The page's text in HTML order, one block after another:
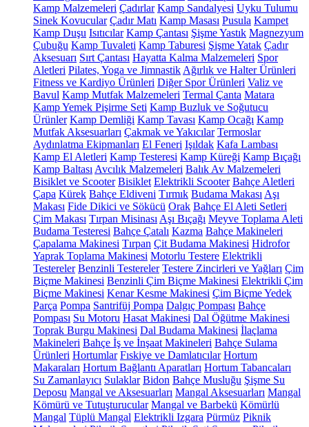
Kamp Malzemeleri Çadırlar Kamp Sandalyesi Uyku Tulumu
Sinek Kovucular Çadır Matı Kamp Masası Pusula Kampet
Kamp Duşu Isıtıcılar Kamp Çantası Şişme Yastık Magnezyum
Çubuğu Kamp Tuvaleti Kamp Taburesi Şişme Yatak Çadır
Aksesuarı Sırt Çantası Hayatta Kalma Malzemeleri Spor
Aletleri Pilates, Yoga ve Jimnastik Ağırlık ve Halter Ürünleri
Fitness ve Kardiyo Ürünleri Diğer Spor Ürünleri Valiz ve
Bavul Kamp Mutfak Malzemeleri Termal Çanta Matara
Kamp Yemek Pişirme Seti Kamp Buzluk ve Soğutucu
Ürünler Kamp Demliği Kamp Tavası Kamp Ocağı Kamp
Mutfak Aksesuarları Çakmak ve Yakıcılar Termoslar
Aydınlatma Ekipmanları El Feneri Işıldak Kafa Lambası
Kamp El Aletleri Kamp Testeresi Kamp Küreği Kamp Bıçağı
Kamp Baltası Avcılık Malzemeleri Balık Av Malzemeleri
Bisiklet ve Scooter Bisiklet Elektrikli Scooter Bahçe Aletleri
Çapa Kürek Bahçe Eldiveni Tırmık Budama Makası Aşı
Makası Fide Dikici ve Sökücü Orak Bahçe El Aleti Setleri
Çim Makası Tırpan Misinası Aşı Bıçağı Meyve Toplama Aleti
Budama Testeresi Bahçe Çatalı Kazma Bahçe Makineleri
Çapalama Makinesi Tırpan Çit Budama Makinesi Hidrofor
Yaprak Toplama Makinesi Motorlu Testere Elektrikli
Testereler Benzinli Testereler Testere Zincirleri ve Yağları Çim
Biçme Makinesi Benzinli Çim Biçme Makinesi Elektrikli Çim
Biçme Makinesi Kenar Kesme Makinesi Çim Biçme Yedek
Parça Pompa Santrifüj Pompa Dalgıç Pompası Bahçe
Pompası Su Motoru Hasat Makinesi Dal Öğütme Makinesi
Toprak Burgu Makinesi Dal Budama Makinesi İlaçlama
Makineleri Bahçe İş ve İnşaat Makineleri Bahçe Sulama
Ürünleri Hortumlar Fıskiye ve Damlatıcılar Hortum
Makaraları Hortum Bağlantı Aparatları Hortum Tabancaları
Su Zamanlayıcı Sulaklar Bidon Bahçe Musluğu Şişme Su
Deposu Mangal ve Aksesuarları Mangal Aksesuarları Mangal
Kömürü ve Tutuşturucular Mangal ve Barbekü Kömürlü
Mangal Tüplü Mangal Elektrikli Izgara Pürmüz Piknik